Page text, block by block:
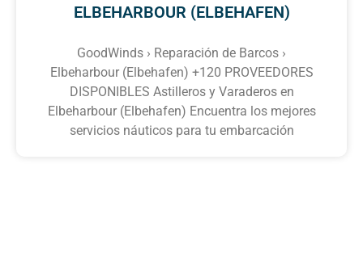
ELBEHARBOUR (ELBEHAFEN)
GoodWinds › Reparación de Barcos ›
Elbeharbour (Elbehafen) +120 PROVEEDORES
DISPONIBLES Astilleros y Varaderos en
Elbeharbour (Elbehafen) Encuentra los mejores
servicios náuticos para tu embarcación